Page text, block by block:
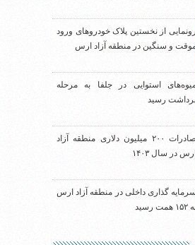
رونمایی از نخستین پلاک خودروهای ورود
و سنگین در منطقه آزاد ارس
استوایی در جلفا به مرحله
رسید
صادرات ۲۰۰ میلیون دلاری منطقه آزاد
ارس در سال ۱۴۰۳
سرمایه گذاری داخلی در منطقه آزاد ارس
همت رسید